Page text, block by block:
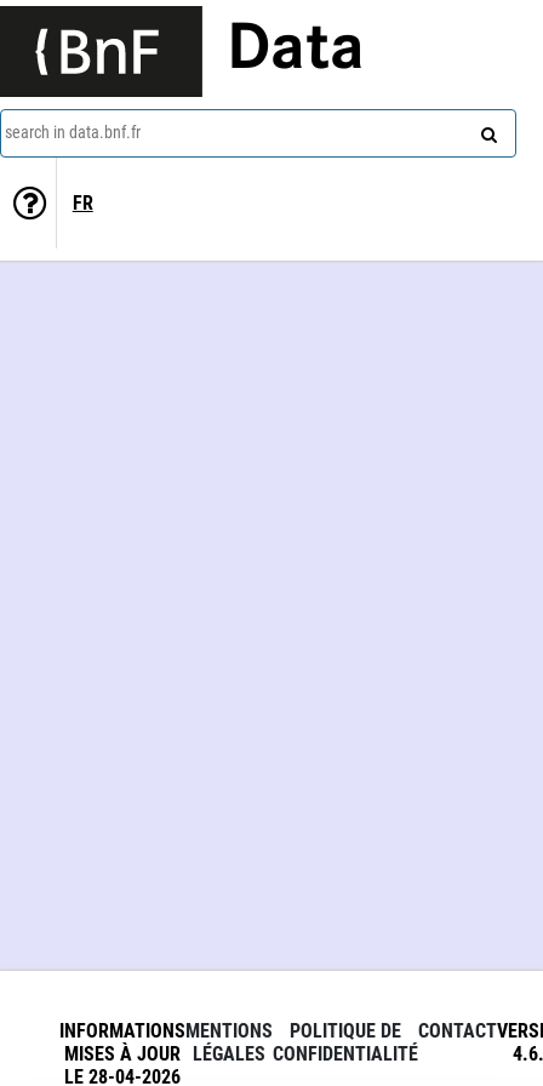
Data
search in data.bnf.fr
FR
INFORMATIONS
MISES À JOUR
LE 28-04-2026
MENTIONS
LÉGALES
POLITIQUE DE
CONFIDENTIALITÉ
CONTACT